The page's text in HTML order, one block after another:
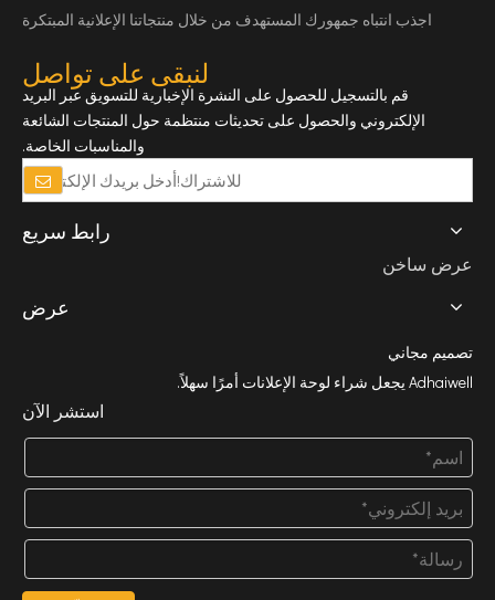
اجذب انتباه جمهورك المستهدف من خلال منتجاتنا الإعلانية المبتكرة
لنبقى على تواصل
قم بالتسجيل للحصول على النشرة الإخبارية للتسويق عبر البريد
الإلكتروني والحصول على تحديثات منتظمة حول المنتجات الشائعة
والمناسبات الخاصة.
رابط سريع
عرض ساخن
عرض
تصميم مجاني
Adhaiwell يجعل شراء لوحة الإعلانات أمرًا سهلاً.
استشر الآن